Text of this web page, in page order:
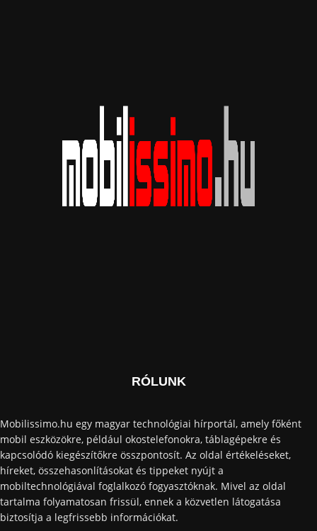
RÓLUNK
Mobilissimo.hu egy magyar technológiai hírportál, amely főként
mobil eszközökre, például okostelefonokra, táblagépekre és
kapcsolódó kiegészítőkre összpontosít. Az oldal értékeléseket,
híreket, összehasonlításokat és tippeket nyújt a
mobiltechnológiával foglalkozó fogyasztóknak. Mivel az oldal
tartalma folyamatosan frissül, ennek a közvetlen látogatása
biztosítja a legfrissebb információkat.